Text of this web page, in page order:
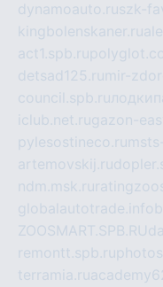
dynamoauto.ruszk-
kingbolenskaner.ru
act1.spb.ru
detsad125.ru mir-
council.spb.ru
iclub.net.rugazon-
pylesostineco.ru
artemovskij.ru
ndm.msk.ru
globalautotrade.info
ZOOSMART.SPB.RU
remontt.spb.ru
terramia.ru